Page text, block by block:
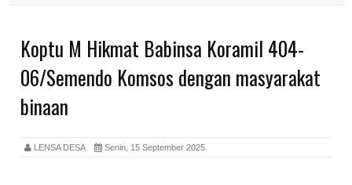
Koptu M Hikmat Babinsa Koramil 404-
06/Semendo Komsos dengan masyarakat
binaan
LENSA DESA Senin, 15 September 2025